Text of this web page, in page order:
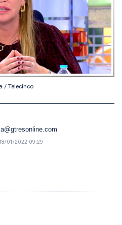
/ Telecinco
18/01/2022 09:29